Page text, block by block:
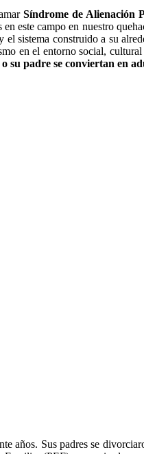
Síndrome de Alienación
este campo en nuestro
sistema construido a su
en el entorno social,
su padre se conviertan en
años. Sus padres se